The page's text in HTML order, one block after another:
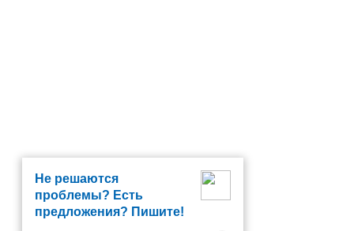
Не решаются
проблемы? Есть
предложения? Пишите!